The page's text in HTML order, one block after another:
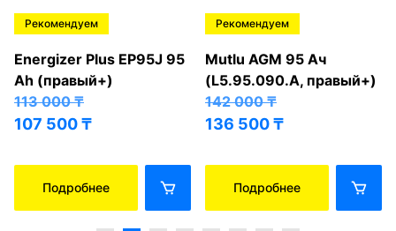
Рекомендуем
Energizer Plus EP95J 95
Ah (правый+)
113 000₸
107 500₸
Подробнее
Рекомендуем
Mutlu AGM 95 Ач
(L5.95.090.A, правый+)
142 000₸
136 500₸
Подробнее